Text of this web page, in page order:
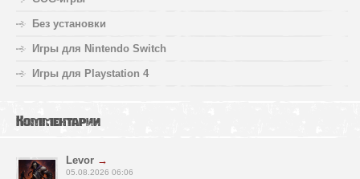
Без установки
Игры для Nintendo Switch
Игры для Playstation 4
Комментарии
Levor →
05.08.2026 06:06